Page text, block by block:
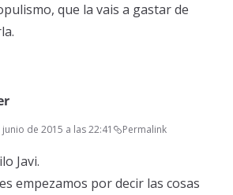
que la vais a gastar de
de 2015 a las 22:41 Permalink
Javi.
empezamos por decir las cosas